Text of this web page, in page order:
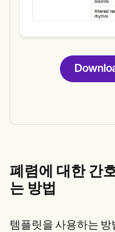
폐렴에 대한 간
는 방법
템플릿을 사용하는